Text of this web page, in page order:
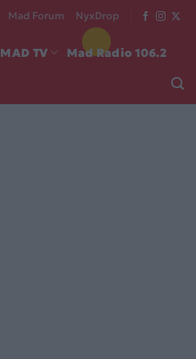
Mad Forum NyxDrop
MAD TV Mad Radio 106.2